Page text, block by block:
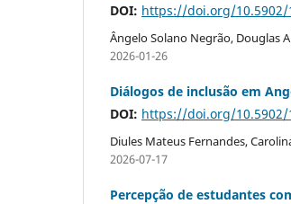
DOI: https://doi.org/10.5902/
Ângelo Solano Negrão, Douglas
2026-01-26
Diálogos de inclusão em
DOI: https://doi.org/10.5902/
Diules Mateus Fernandes,
2026-07-17
Percepção de estudantes